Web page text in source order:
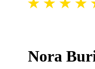
Nora